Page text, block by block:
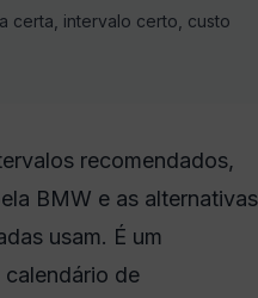
certa, intervalo certo, custo
recomendados,
BMW e as alternativas
usam. É um
de